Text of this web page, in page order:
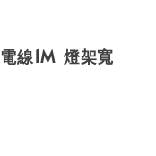
線1M 燈架寬